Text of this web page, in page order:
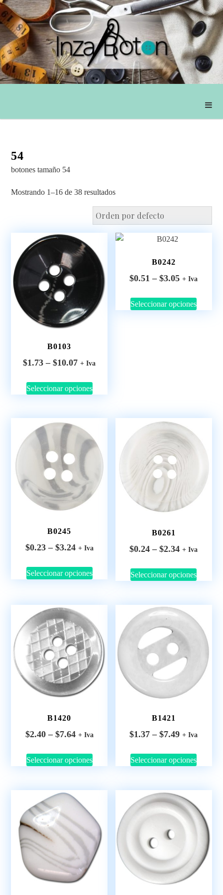
54
botones tamaño 54
Mostrando 1–16 de 38 resultados
B0103
$1.73 – $10.07 + Iva
Seleccionar opciones
B0242
$0.51 – $3.05 + Iva
Seleccionar opciones
B0245
$0.23 – $3.24 + Iva
Seleccionar opciones
B0261
$0.24 – $2.34 + Iva
Seleccionar opciones
B1420
$2.40 – $7.64 + Iva
Seleccionar opciones
B1421
$1.37 – $7.49 + Iva
Seleccionar opciones